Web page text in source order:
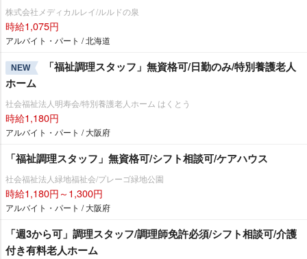
株式会社メディカルレイ/ルルドの泉
時給1,075円
アルバイト・パート / 北海道
NEW
「福祉調理スタッフ」無資格可/日勤のみ/特別養護老人
ホーム
社会福祉法人明寿会/特別養護老人ホーム はくとう
時給1,180円
アルバイト・パート / 大阪府
「福祉調理スタッフ」無資格可/シフト相談可/ケアハウス
社会福祉法人緑地福祉会/プレーゴ緑地公園
時給1,180円～1,300円
アルバイト・パート / 大阪府
「週3から可」調理スタッフ/調理師免許必須/シフト相談可/介護
付き有料老人ホーム